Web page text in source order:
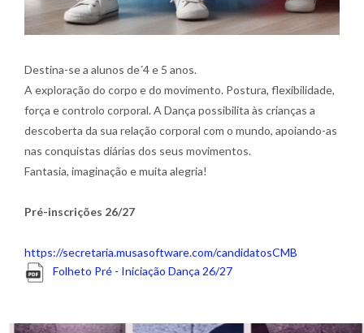
Destina-se a alunos de´4 e 5 anos.
A exploração do corpo e do movimento. Postura, flexibilidade,
força e controlo corporal. A Dança possibilita às crianças a
descoberta da sua relação corporal com o mundo, apoiando-as
nas conquistas diárias dos seus movimentos.
Fantasia, imaginação e muita alegria!
Pré-inscrições 26/27
https://secretaria.musasoftware.com/candidatosCMB
Folheto Pré - Iniciação Dança 26/27